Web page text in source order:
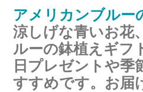
アメリカンブルー
涼しげな青いお花
ルーの鉢植えギフ
日プレゼントや季
すすめです。お届